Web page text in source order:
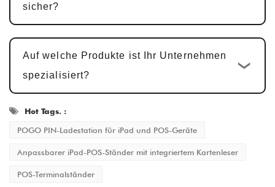
dauert in der Regel5-7 Werktage, mit
Anpassungen basierend auf Feedback.
Massenproduktion und
Qualitätsprüfung: Nach der
Musterfreigabe beginnt der
Produktionszyklus15-20 Werktage
sicherzustellen, dass jedes Detail dem
Standard entspricht.
sicher?
Auf welche Produkte ist Ihr Unternehmen
spezialisiert?
Hot Tags. :
POGO PIN-Ladestation für iPad und POS-Geräte
Anpassbarer iPad-POS-Ständer mit integriertem Kartenleser
POS-Terminalständer